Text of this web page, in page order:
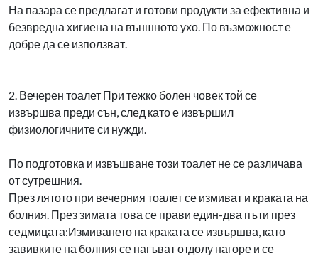
На пазара се предлагат и готови продукти за ефективна и
безвредна хигиена на външното ухо. По възможност е
добре да се използват.
2. Вечерен тоалет При тежко болен човек той се
извършва преди сън, след като е извършил
физиологичните си нужди.
По подготовка и извъшване този тоалет не се различава
от сутрешния.
През лятото при вечерния тоалет се измиват и краката на
болния. През зимата това се прави един-два пъти през
седмицата:Измиването на краката се извършва, като
завивките на болния се нагъват отдолу нагоре и се